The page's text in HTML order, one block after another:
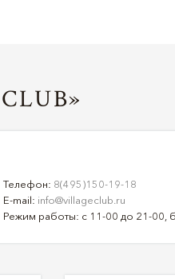
Телефон: 8(495)150-19-18
E-mail: info@villageclub.ru
Режим работы: с 11-00 до 21-00,